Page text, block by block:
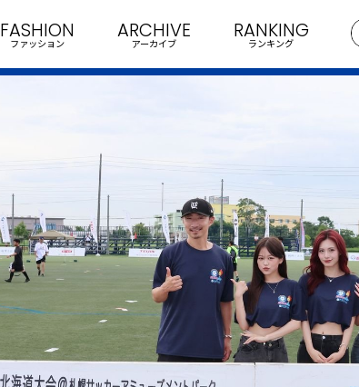
FASHION
ファッション
ARCHIVE
アーカイブ
RANKING
ランキング